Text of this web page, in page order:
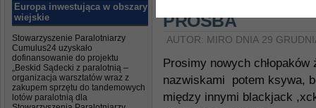
Europa inwestująca w obszary
wiejskie
Stowarzyszenie Paralotniarzy
Cumulus24 uzyskało
dofinansowanie do projektu
„Beskid Sądecki z paralotnią –
organizacja warsztatów wraz z
zakupem sprzętu do tandemowych
lotów paralotnią dla
PROŚBA
AUTOR: MIRO DNIA 29
Prosimy nowych
nazwiskami potem ksywa,
między innymi blackjack